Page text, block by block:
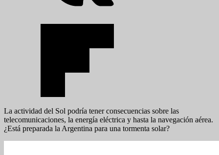
La actividad del Sol podría tener consecuencias sobre las
telecomunicaciones, la energía eléctrica y hasta la navegación aérea.
¿Está preparada la Argentina para una tormenta solar?